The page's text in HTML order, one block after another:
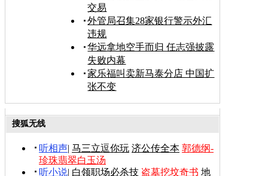
交易
外管局召集28家银行警示外汇
违规
华远拿地空手而归 任志强披露
失败内幕
家乐福叫卖新马泰分店 中国扩
张不变
搜狐无线
听相声| 马三立逗你玩 济公传全本 郭德纲-
珍珠翡翠白玉汤
听小说| 白领职场必杀技 盗墓挖坟奇书 地